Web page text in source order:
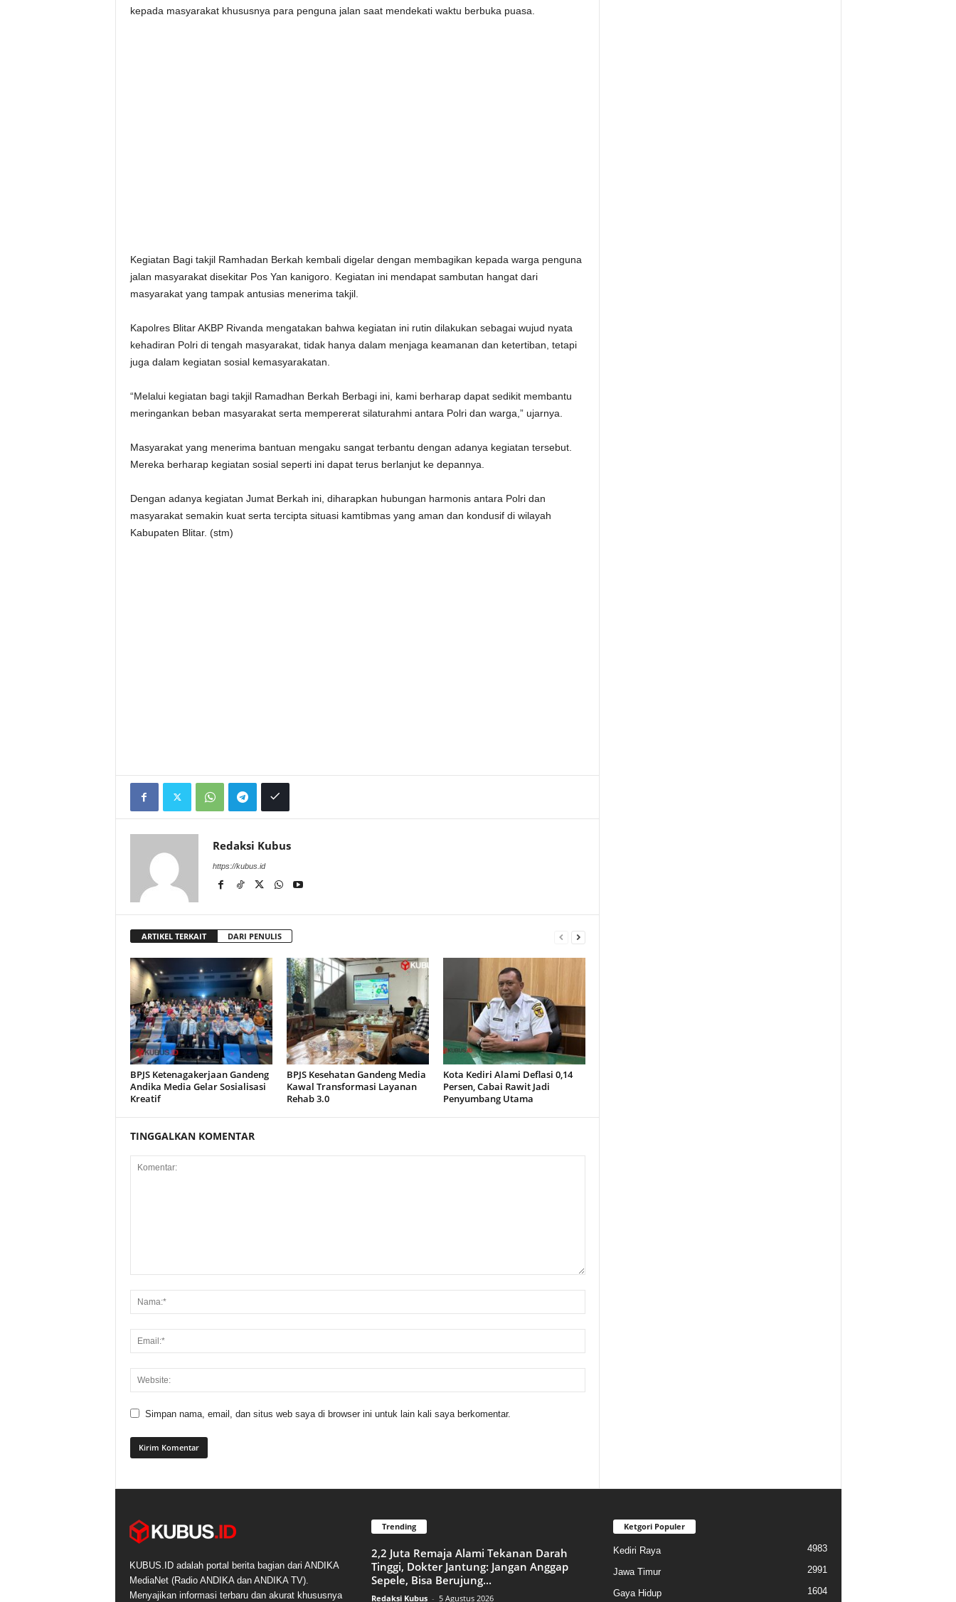
kepada masyarakat khususnya para penguna jalan saat mendekati waktu berbuka puasa.
Kegiatan Bagi takjil Ramhadan Berkah kembali digelar dengan membagikan kepada warga penguna
jalan masyarakat disekitar Pos Yan kanigoro. Kegiatan ini mendapat sambutan hangat dari
masyarakat yang tampak antusias menerima takjil.
Kapolres Blitar AKBP Rivanda mengatakan bahwa kegiatan ini rutin dilakukan sebagai wujud nyata
kehadiran Polri di tengah masyarakat, tidak hanya dalam menjaga keamanan dan ketertiban, tetapi
juga dalam kegiatan sosial kemasyarakatan.
“Melalui kegiatan bagi takjil Ramadhan Berkah Berbagi ini, kami berharap dapat sedikit membantu
meringankan beban masyarakat serta mempererat silaturahmi antara Polri dan warga,” ujarnya.
Masyarakat yang menerima bantuan mengaku sangat terbantu dengan adanya kegiatan tersebut.
Mereka berharap kegiatan sosial seperti ini dapat terus berlanjut ke depannya.
Dengan adanya kegiatan Jumat Berkah ini, diharapkan hubungan harmonis antara Polri dan
masyarakat semakin kuat serta tercipta situasi kamtibmas yang aman dan kondusif di wilayah
Kabupaten Blitar. (stm)
Redaksi Kubus
https://kubus.id
ARTIKEL TERKAIT DARI PENULIS
BPJS Ketenagakerjaan Gandeng
Andika Media Gelar Sosialisasi
Kreatif
BPJS Kesehatan Gandeng Media
Kawal Transformasi Layanan
Rehab 3.0
Kota Kediri Alami Deflasi 0,14
Persen, Cabai Rawit Jadi
Penyumbang Utama
TINGGALKAN KOMENTAR
Simpan nama, email, dan situs web saya di browser ini untuk lain kali saya berkomentar.
KUBUS.ID adalah portal berita bagian dari ANDIKA
MediaNet (Radio ANDIKA dan ANDIKA TV).
Menyajikan informasi terbaru dan akurat khususnya
Trending
2,2 Juta Remaja Alami Tekanan Darah
Tinggi, Dokter Jantung: Jangan Anggap
Sepele, Bisa Berujung...
Redaksi Kubus - 5 Agustus 2026
Ketgori Populer
Kediri Raya 4983
Jawa Timur 2991
Gaya Hidup 1604